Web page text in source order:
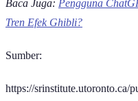
Baca Juga: Pengguna
Tren Efek Ghibli?
Sumber:
https://srinstitute.utoronto.ca/